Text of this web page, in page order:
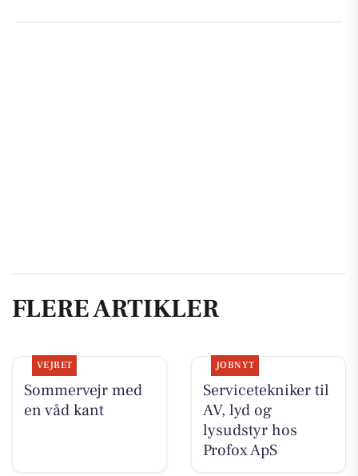
FLERE ARTIKLER
VEJRET
Sommervejr med
en våd kant
JOBNYT
Servicetekniker til
AV, lyd og
lysudstyr hos
Profox ApS